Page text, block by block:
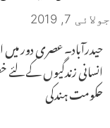
جولائی 7, 2019
حیدرآباد۔ عصری دور میں
انسانی زندگیوں کے
حکومت ہندکی